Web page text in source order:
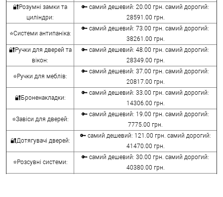
🔐Розумні замки та
циліндри:
🔑 самий дешевий: 20.00 грн. самий дорогий:
28591.00 грн.
⭐Системи антипаніка:
🔑 самий дешевий: 73.00 грн. самий дорогий:
38261.00 грн.
🔐Ручки для дверей та
вікон:
🔑 самий дешевий: 48.00 грн. самий дорогий:
28349.00 грн.
⭐Ручки для меблів:
🔑 самий дешевий: 37.00 грн. самий дорогий:
20817.00 грн.
🔐Броненакладки:
🔑 самий дешевий: 33.00 грн. самий дорогий:
14306.00 грн.
⭐Завіси для дверей:
🔑 самий дешевий: 19.00 грн. самий дорогий:
7775.00 грн.
🔐Дотягувачі дверей:
🔑 самий дешевий: 121.00 грн. самий дорогий:
41470.00 грн.
⭐Розсувні системи:
🔑 самий дешевий: 30.00 грн. самий дорогий:
40380.00 грн.